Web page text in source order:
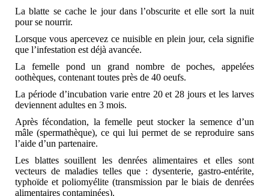
La blatte se cache le jour dans l’obscurite et elle sort la nuit
pour se nourrir.
Lorsque vous apercevez ce nuisible en plein jour, cela signifie
que l’infestation est déjà avancée.
La femelle pond un grand nombre de poches, appelées
oothèques, contenant toutes près de 40 oeufs.
La période d’incubation varie entre 20 et 28 jours et les larves
deviennent adultes en 3 mois.
Après fécondation, la femelle peut stocker la semence d’un
mâle (spermathèque), ce qui lui permet de se reproduire sans
l’aide d’un partenaire.
Les blattes souillent les denrées alimentaires et elles sont
vecteurs de maladies telles que : dysenterie, gastro-entérite,
typhoïde et poliomyélite (transmission par le biais de denrées
alimentaires contaminées).